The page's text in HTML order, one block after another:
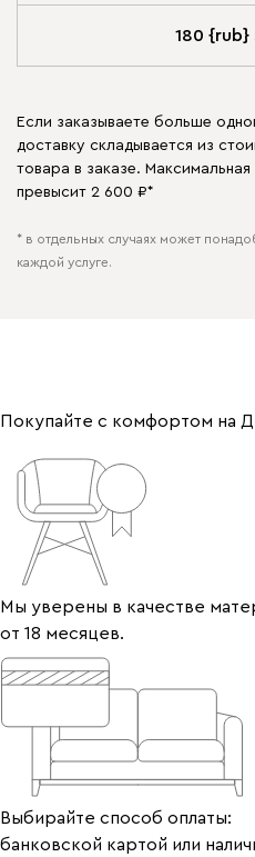
180 {rub}
Если заказываете больше
доставку складывается из
товара в заказе.
превысит 2 600 ₽*
* в отдельных случаях может
каждой услуге.
Покупайте с комфортом на
Мы уверены в качестве
от 18 месяцев.
Выбирайте способ оплаты:
банковской картой или